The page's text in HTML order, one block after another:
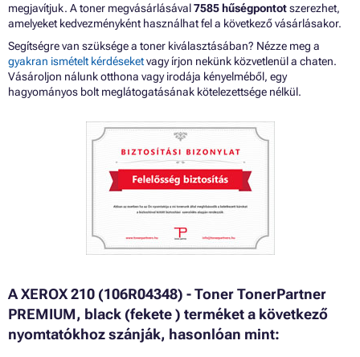
megjavítjuk. A toner megvásárlásával7585 hűségpontotszerezhet,
amelyeket kedvezményként használhat fel a következő vásárlásakor.
Segítségre van szüksége a toner kiválasztásában? Nézze meg a
gyakran ismételt kérdéseketvagy írjon nekünk közvetlenül a chaten.
Vásároljon nálunk otthona vagy irodája kényelméből, egy
hagyományos bolt meglátogatásának kötelezettsége nélkül.
A XEROX 210 (106R04348) - Toner TonerPartner
PREMIUM, black (fekete ) terméket a következő
nyomtatókhoz szánják, hasonlóan mint: